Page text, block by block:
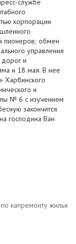
службе
корпорации
пионеров; обмен
управления
дорог и
и 18 мая. В нее
Харбинского
и
№ 6 с изучением
закончится
господина Ван
капремонту жилья